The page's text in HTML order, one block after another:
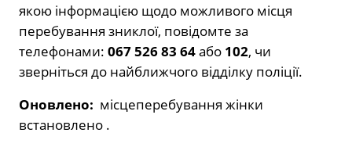
якою інформацією щодо можливого місця
перебування зниклої, повідомте за
телефонами: 067 526 83 64або 102, чи
зверніться до найближчого відділку поліції.
Оновлено: місцеперебування жінки
встановлено .